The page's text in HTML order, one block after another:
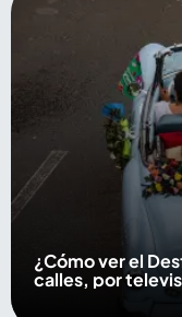
¿Cómo ver el
calles, por